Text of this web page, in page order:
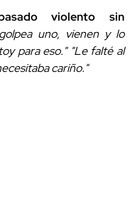
violento sin
uno, vienen y lo
para eso." "Le falté al
cariño."